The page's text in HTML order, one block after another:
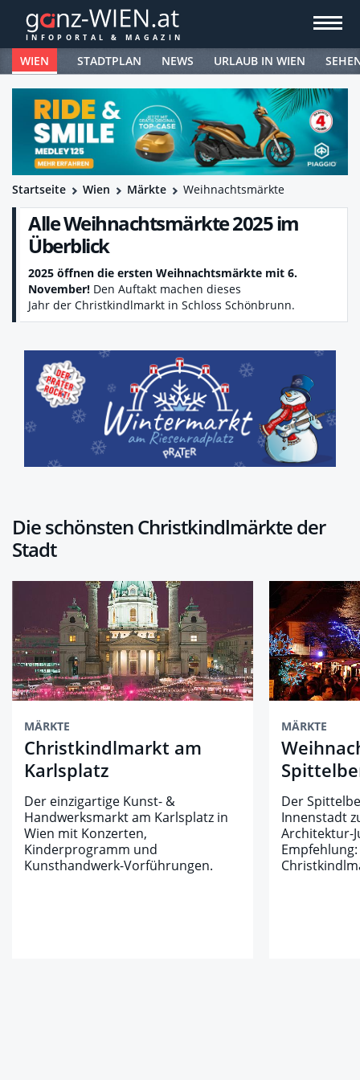
WIEN STADTPLAN NEWS URLAUB IN WIEN
Startseite Wien Märkte Weihnachtsmärkte
Alle Weihnachtsmärkte 2025 im
Überblick
2025 öffnen die ersten Weihnachtsmärkte mit 6.
November! Den Auftakt machen dieses
Jahr der Christkindlmarkt in Schloss Schönbrunn.
Die schönsten Christkindlmärkte der
Stadt
MÄRKTE
Christkindlmarkt am
Karlsplatz
Der einzigartige Kunst- &
Handwerksmarkt am Karlsplatz in
Wien mit Konzerten,
Kinderprogramm und
Kunsthandwerk-Vorführungen.
MÄRKTE
Der
Innenstadt
Architektur-